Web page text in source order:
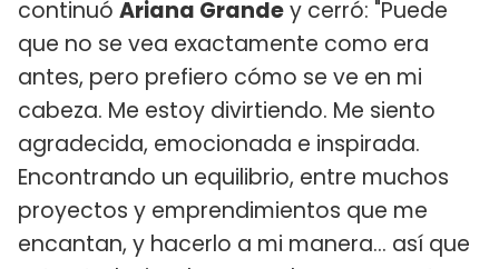
continuó Ariana Grandey cerró: "Puede
que no se vea exactamente como era
antes, pero prefiero cómo se ve en mi
cabeza. Me estoy divirtiendo. Me siento
agradecida, emocionada e inspirada.
Encontrando un equilibrio, entre muchos
proyectos y emprendimientos que me
encantan, y hacerlo a mi manera... así que